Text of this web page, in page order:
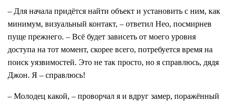
– Для начала придётся найти объект и установить с ним, как
минимум, визуальный контакт, – ответил Нео, посмирнев
пуще прежнего. – Всё будет зависеть от моего уровня
доступа на тот момент, скорее всего, потребуется время на
поиск уязвимостей. Это не так просто, но я справлюсь, дядя
Джон. Я – справлюсь!
– Молодец какой, – проворчал я и вдруг замер, поражённый